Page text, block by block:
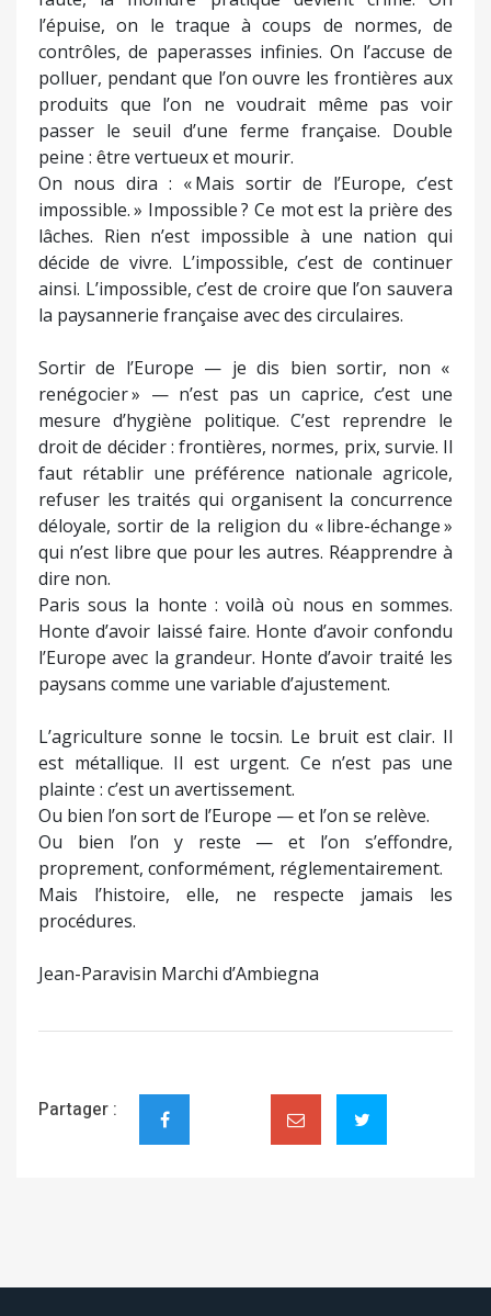
l’épuise, on le traque à coups de normes, de
contrôles, de paperasses infinies. On l’accuse de
polluer, pendant que l’on ouvre les frontières aux
produits que l’on ne voudrait même pas voir
passer le seuil d’une ferme française. Double
peine : être vertueux et mourir.
On nous dira : « Mais sortir de l’Europe, c’est
impossible. » Impossible ? Ce mot est la prière des
lâches. Rien n’est impossible à une nation qui
décide de vivre. L’impossible, c’est de continuer
ainsi. L’impossible, c’est de croire que l’on sauvera
la paysannerie française avec des circulaires.
Sortir de l’Europe — je dis bien sortir, non «
renégocier » — n’est pas un caprice, c’est une
mesure d’hygiène politique. C’est reprendre le
droit de décider : frontières, normes, prix, survie. Il
faut rétablir une préférence nationale agricole,
refuser les traités qui organisent la concurrence
déloyale, sortir de la religion du « libre-échange »
qui n’est libre que pour les autres. Réapprendre à
dire non.
Paris sous la honte : voilà où nous en sommes.
Honte d’avoir laissé faire. Honte d’avoir confondu
l’Europe avec la grandeur. Honte d’avoir traité les
paysans comme une variable d’ajustement.
L’agriculture sonne le tocsin. Le bruit est clair. Il
est métallique. Il est urgent. Ce n’est pas une
plainte : c’est un avertissement.
Ou bien l’on sort de l’Europe — et l’on se relève.
Ou bien l’on y reste — et l’on s’effondre,
proprement, conformément, réglementairement.
Mais l’histoire, elle, ne respecte jamais les
procédures.
Jean-Paravisin Marchi d’Ambiegna
Partager :